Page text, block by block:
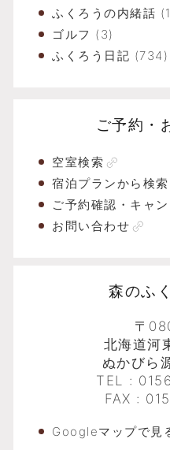
ふくろうの内緒話
ゴルフ (3)
ふくろう日記 (734)
ご予約・
空室検索
宿泊プランから検索
ご予約確認・キャ
お問い合わせ
森のふ
〒
北海道河
ぬかびら
TEL :
FAX :
Googleマップで見